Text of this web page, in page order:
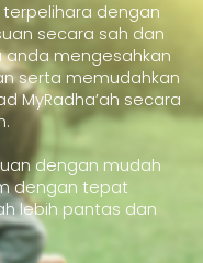
dengan
secara sah dan
anda mengesahkan
serta memudahkan
MyRadha’ah secara
dengan mudah
dengan tepat
lebih pantas dan